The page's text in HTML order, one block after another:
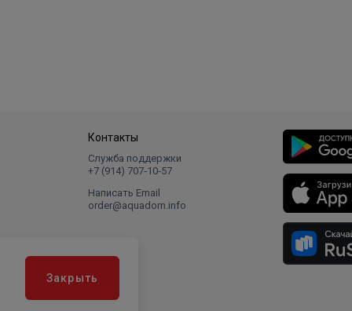
Контакты
Служба поддержки
+7 (914) 707‑10‑57
Написать Email
order@aquadom.info
Закрыть